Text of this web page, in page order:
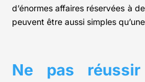
d’énormes affaires réservées à
peuvent être aussi simples
Ne pas